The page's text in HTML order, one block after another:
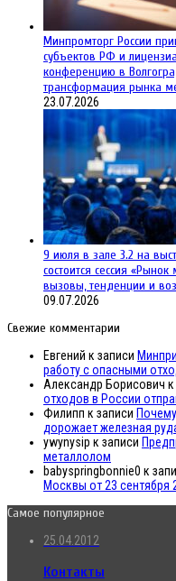
Минпромторг России
субъектов РФ и
конференцию в
трансформация рынка
23.07.2026
9 июля в зале 3.2 на
состоится сессия
вызовы, тенденции и
09.07.2026
Свежие комментарии
Евгений к записи
работу с опасными
Александр Борисович
отходов в России
Филипп к записи
дорожает железная
ywynysip к записи
металлолом
babyspringbonnie0 к
Москвы от 23 сентября
Самое популярное
25.04.2012
Контакты